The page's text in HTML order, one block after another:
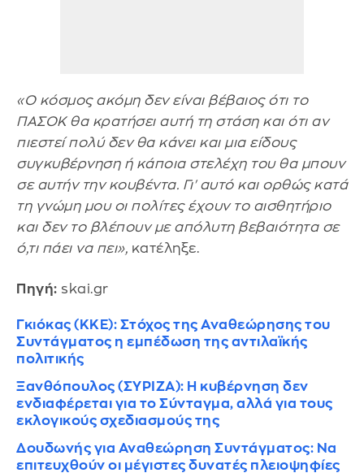
«Ο κόσμος ακόμη δεν είναι βέβαιος ότι το
ΠΑΣΟΚ θα κρατήσει αυτή τη στάση και ότι αν
πιεστεί πολύ δεν θα κάνει και μια είδους
συγκυβέρνηση ή κάποια στελέχη του θα μπουν
σε αυτήν την κουβέντα. Γι' αυτό και ορθώς κατά
τη γνώμη μου οι πολίτες έχουν το αισθητήριο
και δεν το βλέπουν με απόλυτη βεβαιότητα σε
ό,τι πάει να πει», κατέληξε.
Πηγή: skai.gr
Γκιόκας (ΚΚΕ): Στόχος της Αναθεώρησης του
Συντάγματος η εμπέδωση της αντιλαϊκής
πολιτικής
Ξανθόπουλος (ΣΥΡΙΖΑ): Η κυβέρνηση δεν
ενδιαφέρεται για το Σύνταγμα, αλλά για τους
εκλογικούς σχεδιασμούς της
Δουδωνής για Αναθεώρηση Συντάγματος: Να
επιτευχθούν οι μέγιστες δυνατές πλειοψηφίες